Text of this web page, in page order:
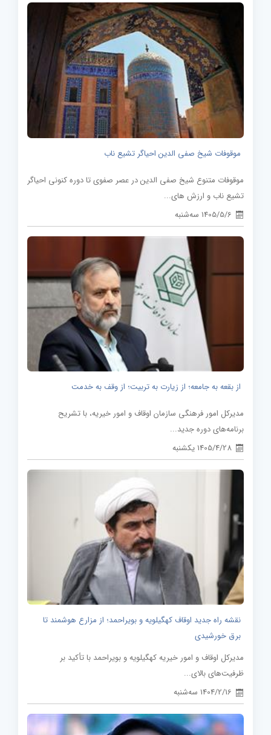
موقوفات شیخ صفی الدین احیاگر تشیع ناب
موقوفات متنوع شیخ صفی الدین در عصر صفوی تا دوره کنونی احیاگر
تشیع ناب و ارزش های...
1405/5/6 سه‌شنبه
از بقعه به جامعه؛ از زیارت به تربیت؛ از وقف به خدمت
مدیرکل امور فرهنگی سازمان اوقاف و امور خیریه، با تشریح
برنامه‌های دوره جدید...
1405/4/28 یکشنبه
نقشه راه جدید اوقاف کهگیلویه و بویراحمد؛ از مزارع هوشمند تا
برق خورشیدی
مدیرکل اوقاف و امور خیریه کهگیلویه و بویراحمد با تأکید بر
ظرفیت‌های بالای...
1404/2/16 سه‌شنبه